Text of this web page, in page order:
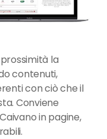
la
contenuti,
con ciò che il
Conviene
in pagine,